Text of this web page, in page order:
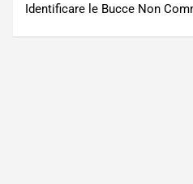
Identificare le Bucce Non